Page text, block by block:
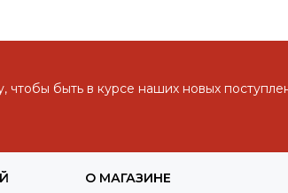
чтобы быть в курсе наших новых
О МАГАЗИНЕ